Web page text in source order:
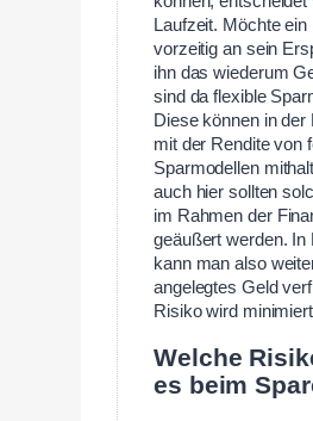
Laufzeit. Möchte ein
vorzeitig an sein
ihn das wiederum
sind da flexible
Diese können in der
mit der Rendite von
Sparmodellen
auch hier sollten
im Rahmen der
geäußert werden. In
kann man also
angelegtes Geld
Risiko wird
Welche
es beim